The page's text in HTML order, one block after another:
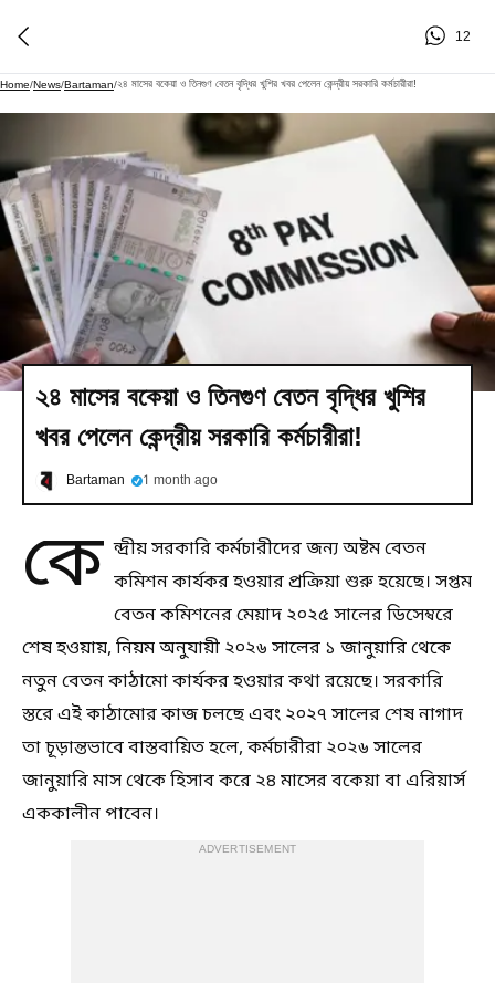
12
Home/News/Bartaman/২৪ মাসের বকেয়া ও তিনগুণ বেতন বৃদ্ধির খুশির খবর পেলেন কেন্দ্রীয় সরকারি কর্মচারীরা!
২৪ মাসের বকেয়া ও তিনগুণ বেতন বৃদ্ধির খুশির
খবর পেলেন কেন্দ্রীয় সরকারি কর্মচারীরা!
Bartaman 1 month ago
কে ন্দ্রীয় সরকারি কর্মচারীদের জন্য অষ্টম বেতন
কমিশন কার্যকর হওয়ার প্রক্রিয়া শুরু হয়েছে। সপ্তম
বেতন কমিশনের মেয়াদ ২০২৫ সালের ডিসেম্বরে
শেষ হওয়ায়, নিয়ম অনুযায়ী ২০২৬ সালের ১ জানুয়ারি থেকে
নতুন বেতন কাঠামো কার্যকর হওয়ার কথা রয়েছে। সরকারি
স্তরে এই কাঠামোর কাজ চলছে এবং ২০২৭ সালের শেষ নাগাদ
তা চূড়ান্তভাবে বাস্তবায়িত হলে, কর্মচারীরা ২০২৬ সালের
জানুয়ারি মাস থেকে হিসাব করে ২৪ মাসের বকেয়া বা এরিয়ার্স
এককালীন পাবেন।
ADVERTISEMENT